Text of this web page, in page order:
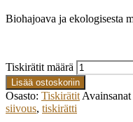
Biohajoava ja ekologisesta
Tiskirätit määrä
Lisää ostoskoriin
Osasto: Tiskirätit
siivous, tiskirätti